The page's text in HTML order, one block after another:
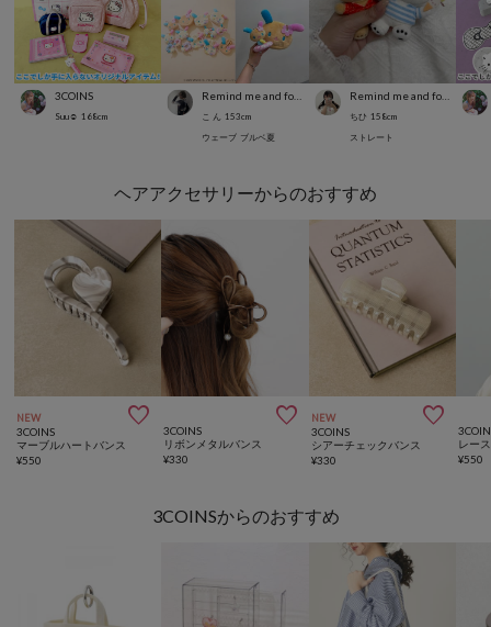
3COINS
Suu☺︎ 168cm こ ん 153cm
ウェーブ ブルベ夏
Remind me and forever
ちひ 158cm
ストレート
ヘアアクセサリーからのおすすめ
NEW 
3COINS
マーブルハートバンス
¥550

3COINS
リボンメタルバンス
¥330
NEW 
3COINS
シアーチェックバンス
¥330
レー
¥550
3COINSからのおすすめ